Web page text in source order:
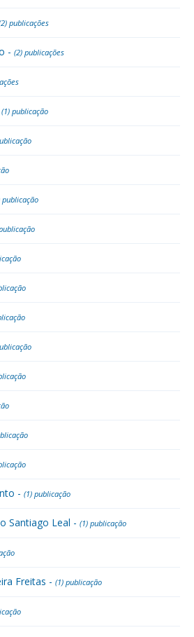
publicações
- (2) publicações
(1) publicação
publicação
- (1) publicação
Santiago Leal - (1) publicação
Freitas - (1) publicação